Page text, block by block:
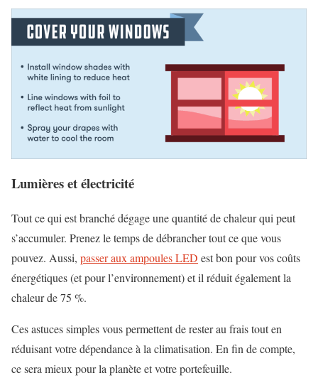
Lumières et électricité
Tout ce qui est branché dégage une quantité de chaleur qui peut
s’accumuler. Prenez le temps de débrancher tout ce que vous
pouvez. Aussi, passer aux ampoules LED est bon pour vos coûts
énergétiques (et pour l’environnement) et il réduit également la
chaleur de 75 %.
Ces astuces simples vous permettent de rester au frais tout en
réduisant votre dépendance à la climatisation. En fin de compte,
ce sera mieux pour la planète et votre portefeuille.